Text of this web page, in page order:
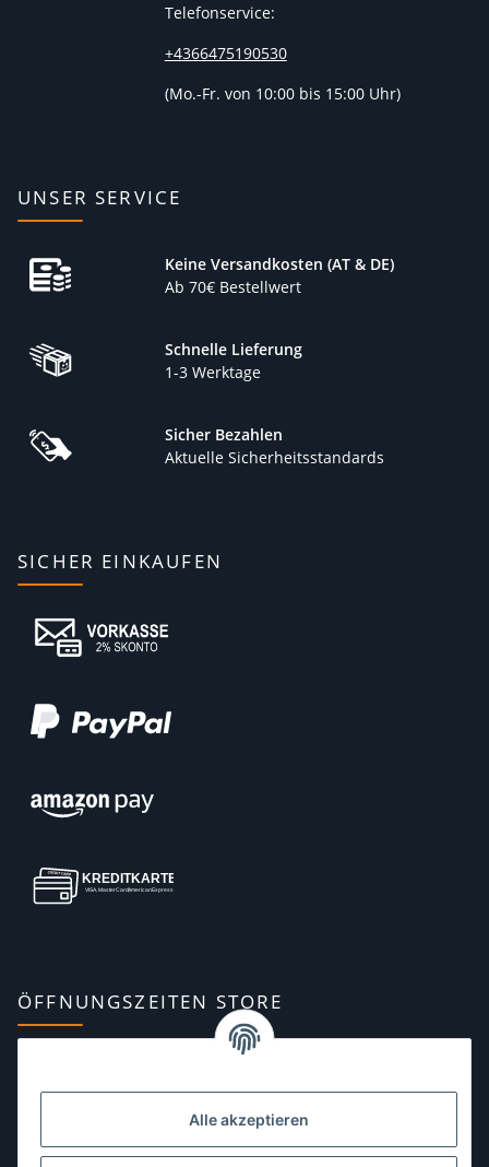
Alle akzeptieren
Telefonservice:
+4366475190530
(Mo.-Fr. von 10:00 bis 15:00 Uhr)
UNSER SERVICE
Keine Versandkosten (AT & DE)
Ab 70€ Bestellwert
Schnelle Lieferung
1-3 Werktage
Sicher Bezahlen
Aktuelle Sicherheitsstandards
SICHER EINKAUFEN
ÖFFNUNGSZEITEN STORE
10:00–13:00, 14:00–18:00 Uhr
Dienstag:10:00–13:00, 14:00–16:00 Uhr